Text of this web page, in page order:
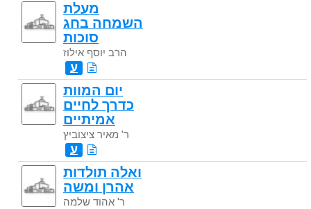
מעלת
השמחה בחג
סוכות
הרב יוסף אילוז
ע
יום המוות
כדרך לחיים
אמיתיים
ר' מאיר ציצוביץ
ע
ואלה תולדות
אהרן ומשה
ר' אהוד שלמה